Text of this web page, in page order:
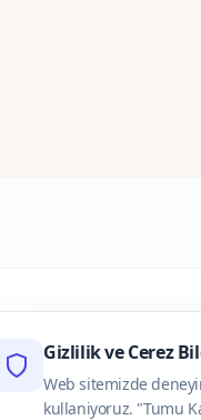
saklıdır.Gizlilik ve Cerez
Web sitemizde
kullaniyoruz. "Tumu